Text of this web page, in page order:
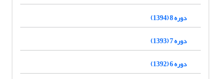
دوره 8 (1394)
دوره 7 (1393)
دوره 6 (1392)